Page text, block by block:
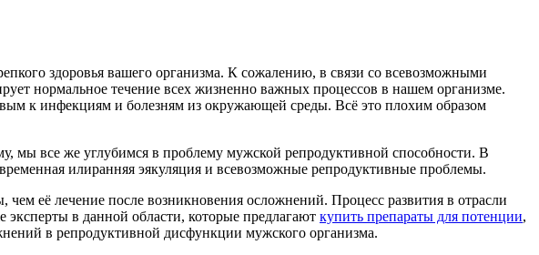
здоровья вашего организма. К сожалению, в связи со всевозможными
нормальное течение всех жизненно важных процессов в нашем организме.
к инфекциям и болезням из окружающей среды. Всё это плохим образом
все же углубимся в проблему мужской репродуктивной способности. В
илиранняя эякуляция и всевозможные репродуктивные проблемы.
её лечение после возникновения осложнений. Процесс развития в отрасли
в данной области, которые предлагают купить препараты для потенции,
в репродуктивной дисфункции мужского организма.